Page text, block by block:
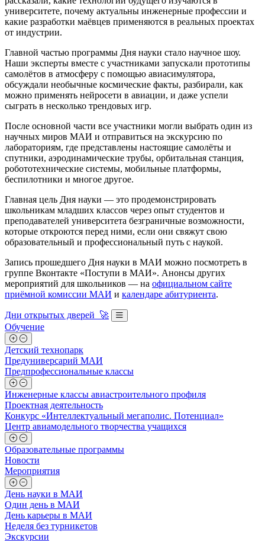
университете, почему актуальны инженерные профессии и
какие разработки маёвцев применяются в реальных проектах
от индустрии.
Главной частью программы Дня науки стало научное шоу.
Наши эксперты вместе с участниками запускали прототипы
самолётов в атмосферу с помощью авиасимулятора,
обсуждали необычные космические факты, разбирали, как
можно применять нейросети в авиации, и даже успели
сыграть в несколько трендовых игр.
После основной части все участники могли выбрать один из
научных миров МАИ и отправиться на экскурсию по
лабораториям, где представлены настоящие самолёты и
спутники, аэродинамические трубы, орбитальная станция,
робототехнические системы, мобильные платформы,
беспилотники и многое другое.
Главная цель Дня науки — это продемонстрировать
школьникам младших классов через опыт студентов и
преподавателей университета безграничные возможности,
которые откроются перед ними, если они свяжут свою
образовательный и профессиональный путь с наукой.
Запись прошедшего Дня науки в МАИ можно посмотреть в
группе Вконтакте «Поступи в МАИ». Анонсы других
мероприятий для школьников — на официальном сайте
приёмной комиссии МАИ и календаре абитуриента.
Дни открытых дверей 🚀
Обучение
Детский технопарк
Предуниверсарий МАИ
Предпрофессиональные классы
Инженерные классы авиастроительного профиля
Проектная деятельность
Конкурс «Интеллектуальный мегаполис. Потенциал»
Центр авиамодельного творчества учащихся
Образовательные программы
Новости
Мероприятия
День науки в МАИ
Один день в МАИ
День карьеры в МАИ
Неделя без турникетов
Экскурсии